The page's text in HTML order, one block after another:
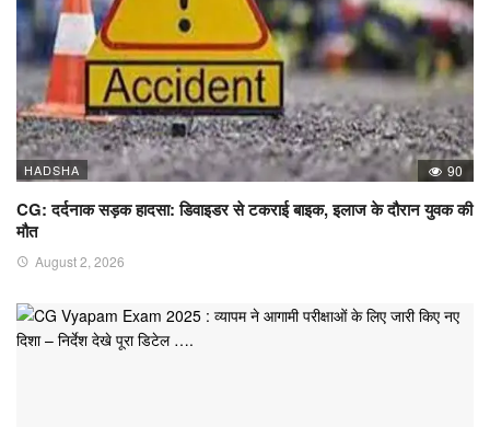
HADSHA 90
CG: दर्दनाक सड़क हादसा: डिवाइडर से टकराई बाइक, इलाज के दौरान युवक की
मौत
August 2, 2026